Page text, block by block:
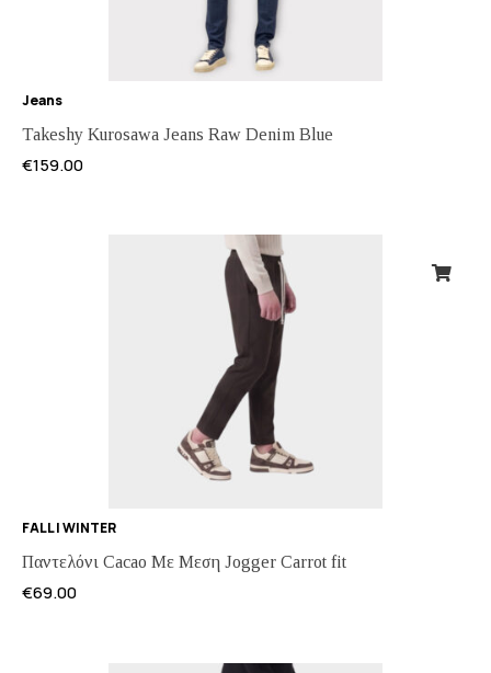
Jeans
Takeshy Kurosawa Jeans Raw Denim Blue
€159.00
FALL | WINTER
Παντελόνι Cacao Με Μεση Jogger Carrot fit
€69.00